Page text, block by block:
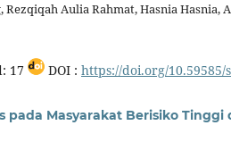
Aulia Rahmat, Hasnia Hasnia,
17 DOI : https://doi.org/10.59585/
pada Masyarakat Berisiko Tinggi